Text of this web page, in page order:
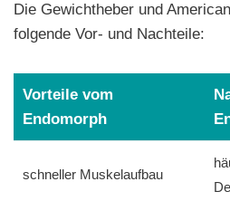
Die Gewichtheber und
folgende Vor- und Nachteile:
Vorteile vom
Endomorph
schneller Muskelaufbau